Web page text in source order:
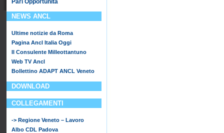
NEWS ANCL
Ultime notizie da Roma
Pagina Ancl Italia Oggi
Il Consulente Milleottantuno
Web TV Ancl
Bollettino ADAPT ANCL Veneto
DOWNLOAD
COLLEGAMENTI
-> Regione Veneto – Lavoro
Albo CDL Padova